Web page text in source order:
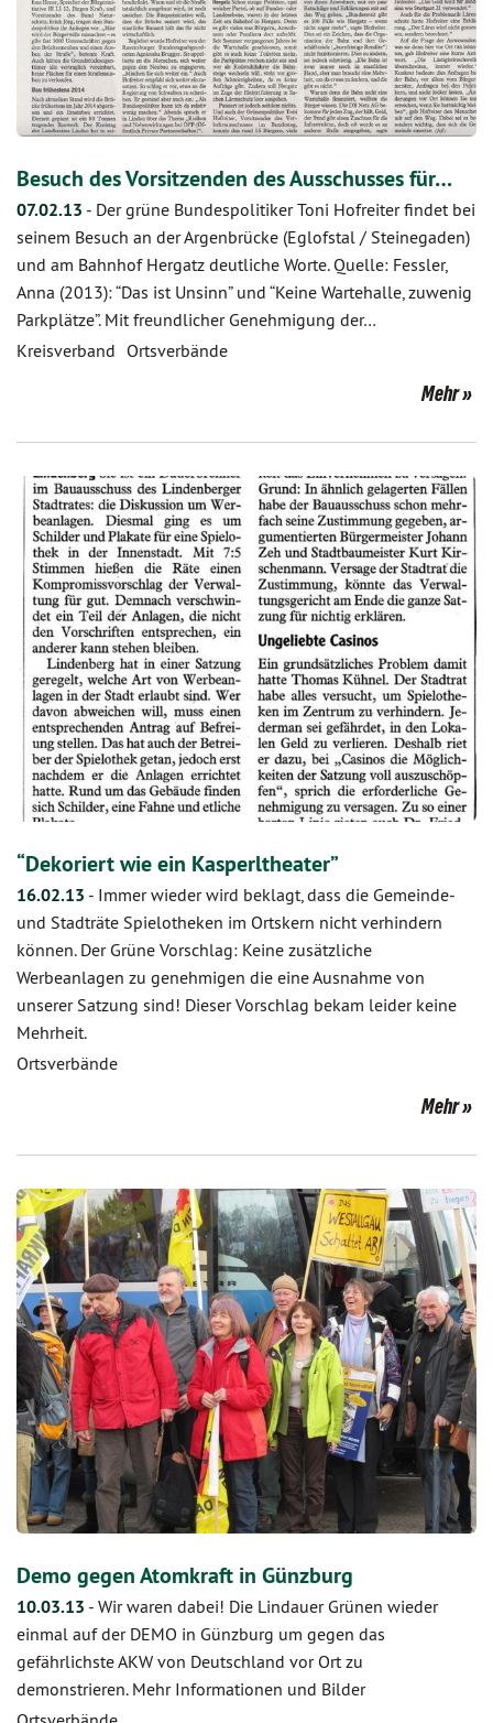
Besuch des Vorsitzenden des Ausschusses für…
07.02.13 - Der grüne Bundespolitiker Toni Hofreiter findet bei
seinem Besuch an der Argenbrücke (Eglofstal / Steinegaden)
und am Bahnhof Hergatz deutliche Worte. Quelle: Fessler,
Anna (2013): “Das ist Unsinn” und “Keine Wartehalle, zuwenig
Parkplätze”. Mit freundlicher Genehmigung der…
Kreisverband Ortsverbände
Mehr
“Dekoriert wie ein Kasperltheater”
16.02.13 - Immer wieder wird beklagt, dass die Gemeinde-
und Stadträte Spielotheken im Ortskern nicht verhindern
können. Der Grüne Vorschlag: Keine zusätzliche
Werbeanlagen zu genehmigen die eine Ausnahme von
unserer Satzung sind! Dieser Vorschlag bekam leider keine
Mehrheit.
Ortsverbände
Mehr
Demo gegen Atomkraft in Günzburg
10.03.13 - Wir waren dabei! Die Lindauer Grünen wieder
einmal auf der DEMO in Günzburg um gegen das
gefährlichste AKW von Deutschland vor Ort zu
demonstrieren. Mehr Informationen und Bilder